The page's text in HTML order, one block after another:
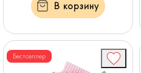
В корзину
Бестселлер